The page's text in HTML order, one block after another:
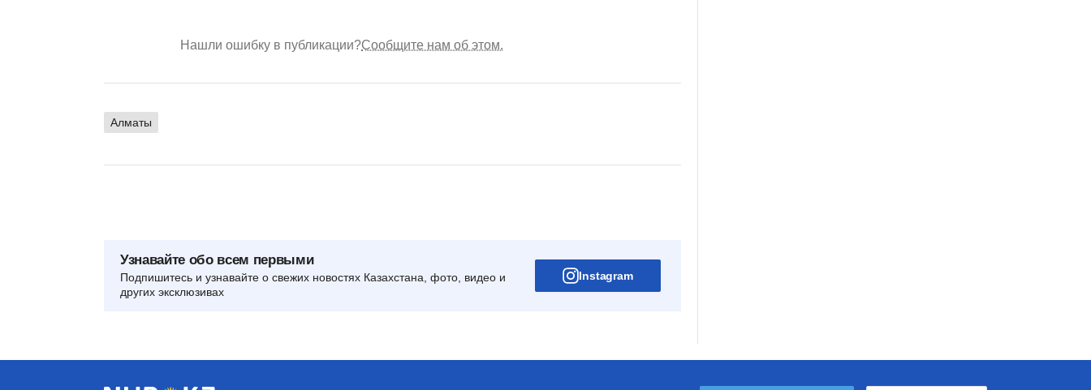
Нашли ошибку в публикации?Сообщите нам об этом.
Алматы
Узнавайте обо всем первыми
Подпишитесь и узнавайте о свежих новостях Казахстана, фото, видео и
других эксклюзивах
Instagram